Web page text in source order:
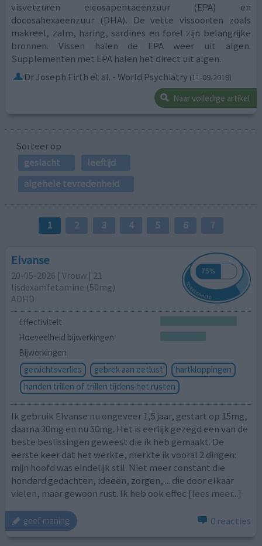
visvetzuren eicosapentaeenzuur (EPA) en
docosahexaeenzuur (DHA). De vette vissoorten zoals
makreel, zalm, haring, sardines en forel zijn belangrijke
bronnen. Vissen halen de EPA weer uit algen.
Supplementen met EPA halen het direct uit algen.
Dr Joseph Firth et al. - World Psychiatry (11-09-2019)
Naar volledige artikel
Sorteer op
geslacht
leeftijd
algehele tevredenheid
1 2 3 4 5 6 7
Elvanse
20-05-2026 | Vrouw | 21
lisdexamfetamine (50mg)
ADHD
Effectiviteit
Hoeveelheid bijwerkingen
Bijwerkingen
gewichtsverlies
gebrek aan eetlust
hartkloppingen
handen trillen of trillen tijdens het rusten
Ik gebruik Elvanse nu ongeveer 1,5 jaar, gestart op 15mg,
daarna 30mg en nu 50mg. Het is eerlijk gezegd een van de
beste beslissingen geweest die ik heb gemaakt. De
eerste keer dat het werkte, merkte ik vooral 2 dingen:
mijn hoofd was eindelijk stil. Niet meer constant die
honderd gedachten, ideeën, zorgen, ... die door elkaar
vielen, maar gewoon rust. Ik heb ook effec [lees meer...]
geef mening 0 reacties